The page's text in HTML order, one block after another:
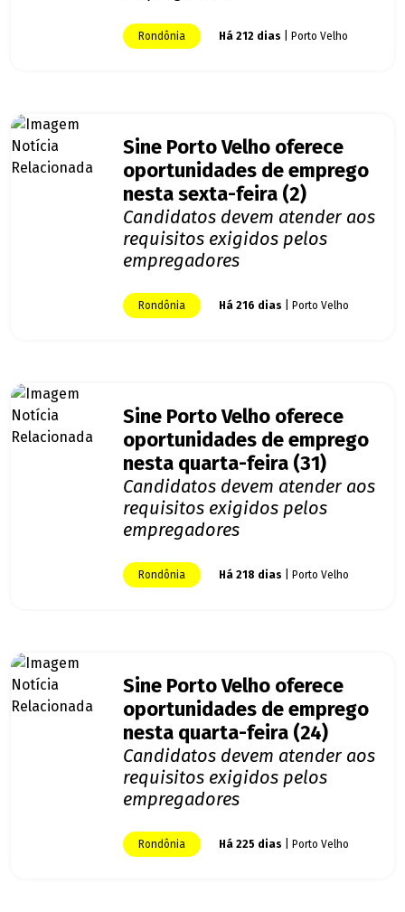
Rondônia Há 212 dias | Porto Velho
Sine Porto Velho oferece
oportunidades de emprego
nesta sexta-feira (2)
Candidatos devem atender aos
requisitos exigidos pelos
empregadores
Rondônia Há 216 dias | Porto Velho
Sine Porto Velho oferece
oportunidades de emprego
nesta quarta-feira (31)
Candidatos devem atender aos
requisitos exigidos pelos
empregadores
Rondônia Há 218 dias | Porto Velho
Sine Porto Velho oferece
oportunidades de emprego
nesta quarta-feira (24)
Candidatos devem atender aos
requisitos exigidos pelos
empregadores
Rondônia Há 225 dias | Porto Velho